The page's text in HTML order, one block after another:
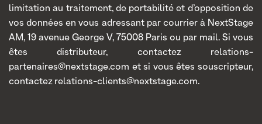
limitation au traitement, de portabilité et d’opposition de
vos données en vous adressant par courrier à NextStage
AM, 19 avenue George V, 75008 Paris ou par mail. Si vous
êtes distributeur, contactez relations-
partenaires@nextstage.com et si vous êtes souscripteur,
contactez relations-clients@nextstage.com.